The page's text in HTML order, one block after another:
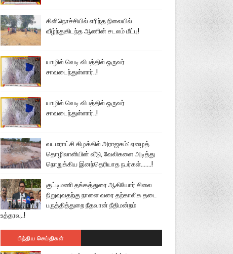
கிளிநொச்சியில் எரிந்த நிலையில்
வீழ்ந்துகிடந்த ஆணின் சடலம் மீட்பு!
யாழில் வெடி விபத்தில் ஒருவர்
சாவடைந்துள்ளார்..!
யாழில் வெடி விபத்தில் ஒருவர்
சாவடைந்துள்ளார்..!
வடமராட்சி கிழக்கில் அராஜகம்: ஏழைத்
தொழிலாளியின் வீடு, வேலிகளை அடித்து
நொறுக்கிய இனந்தெரியாத நபர்கள்.......!
குட்டிமணி தங்கத்துரை ஆகியோர் சிலை
நிறுவுவதற்கு நாளை வரை தற்காலிக தடை
பருத்தித்துறை நீதவான் நீதிமன்றம்
உத்தரவு..!
பிந்திய செய்திகள்